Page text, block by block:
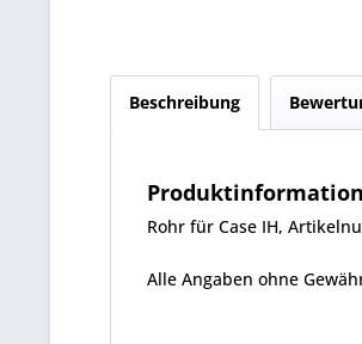
Beschreibung
Rohr für Case IH,
Alle Angaben ohne